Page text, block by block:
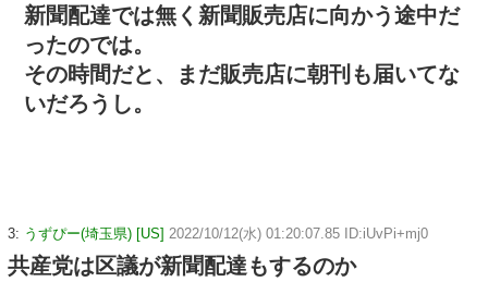
新聞配達では無く新聞販売店に向かう途中だ
ったのでは。
その時間だと、まだ販売店に朝刊も届いてな
いだろうし。
3: うずぴー(埼玉県) [US] 2022/10/12(水) 01:20:07.85 ID:iUvPi+mj0
共産党は区議が新聞配達もするのか